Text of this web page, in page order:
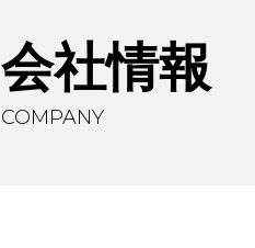
会社情報
COMPANY